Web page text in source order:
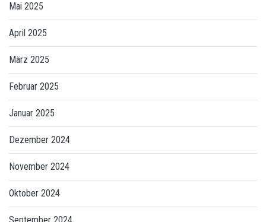
Mai 2025
April 2025
März 2025
Februar 2025
Januar 2025
Dezember 2024
November 2024
Oktober 2024